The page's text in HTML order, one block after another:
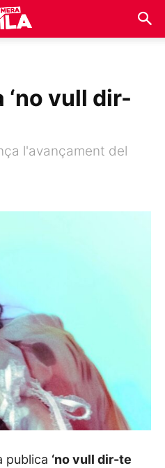
vull dir-
l'avançament del
publica ‘no vull dir-te